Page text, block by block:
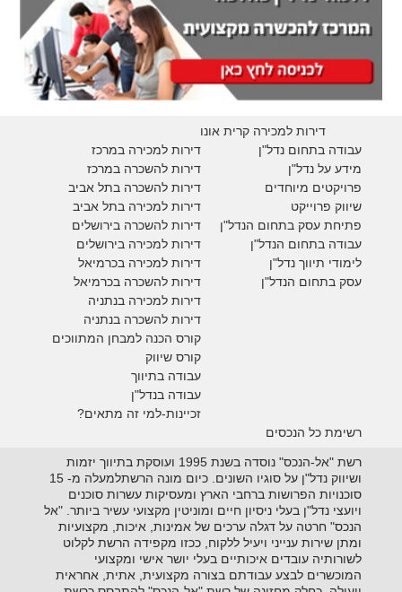
דירות למכירה קרית אונו
דירות למכירה במרכז
דירות להשכרה במרכז
דירות להשכרה בתל אביב
דירות למכירה בתל אביב
דירות להשכרה בירושלים
דירות למכירה בירושלים
דירות למכירה בכרמיאל
דירות להשכרה בכרמיאל
דירות למכירה בנתניה
דירות להשכרה בנתניה
קורס הכנה למבחן המתווכים
קורס שיווק
עבודה בתיווך
עבודה בנדל"ן
זכיינות-למי זה מתאים?
עבודה בתחום נדל"ן
מידע על נדל"ן
פרויקטים מיוחדים
שיווק פרוייקט
פתיחת עסק בתחום הנדל"ן
עבודה בתחום הנדל"ן
לימודי תיווך נדל"ן
עסק בתחום הנדל"ן
רשימת כל הנכסים
רשת "אל-הנכס" נוסדה בשנת 1995 ועוסקת בתיווך יזמות
ושיווק נדל"ן על סוגיו השונים. כיום מונה הרשתלמעלה מ- 15
סוכנויות הפרושות ברחבי הארץ ומעסיקות עשרות סוכנים
ויועצי נדל"ן בעלי ניסיון חיים ומוניטין מקצועי עשיר ביותר. "אל
הנכס" חרטה על דגלה ערכים של אמינות, איכות, מקצועיות
ומתן שירות ענייני ויעיל ללקוח, ככזו מקפידה הרשת לקלוט
לשורותיה עובדים איכותיים בעלי יושר אישי ומקצועי
המוכשרים לבצע עבודתם בצורה מקצועית, אתית, אחראית